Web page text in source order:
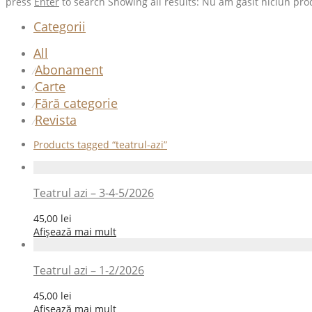
Categorii
All
⁄Abonament
⁄Carte
⁄Fără categorie
⁄Revista
Products tagged “teatrul-azi”
Teatrul azi – 3-4-5/2026
45,00 lei
Afișează mai mult
Teatrul azi – 1-2/2026
45,00 lei
Afișează mai mult